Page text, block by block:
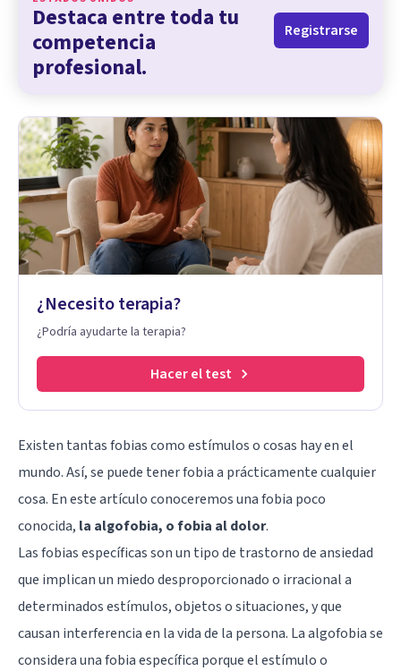
Destaca entre toda tu
competencia
profesional.
Registrarse
¿Necesito terapia?
¿Podría ayudarte la terapia?
Hacer el test
Existen tantas fobias como estímulos o cosas hay en el
mundo. Así, se puede tener fobia a prácticamente cualquier
cosa. En este artículo conoceremos una fobia poco
conocida, la algofobia, o fobia al dolor.
Las fobias específicas son un tipo de trastorno de ansiedad
que implican un miedo desproporcionado o irracional a
determinados estímulos, objetos o situaciones, y que
causan interferencia en la vida de la persona. La algofobia se
considera una fobia específica porque el estímulo o